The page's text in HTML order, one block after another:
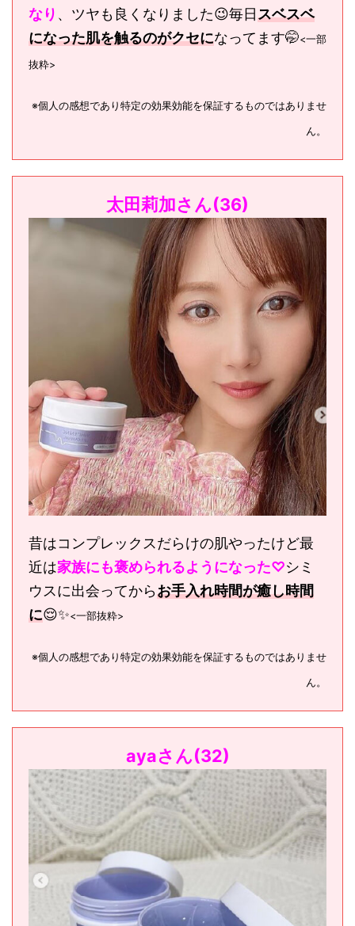
なり 、ツヤも良くなりました😉毎日スベスベ
になった肌を触るのがクセになってます🤭<一部
抜粋>
※個人の感想であり特定の効果効能を保証するものではありませ
ん。
太田莉加さん(36)
昔はコンプレックスだらけの肌やったけど最
近は家族にも褒められるようになった♡シミ
ウスに出会ってからお手入れ時間が癒し時間
に😌✨<一部抜粋>
※個人の感想であり特定の効果効能を保証するものではありませ
ん。
ayaさん(32)